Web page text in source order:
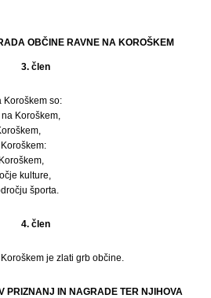
OBČINE RAVNE NA KOROŠKEM
3. člen
Koroškem so:
Koroškem,
kulture,
športa.
4. člen
je zlati grb občine.
PRIZNANJ IN NAGRADE TER NJIHOVA